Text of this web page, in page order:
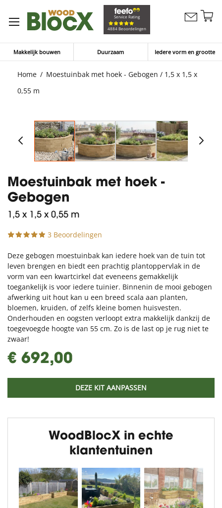
Service Rating
4884 Beoordelingen
Contacteer
Makkelijk bouwen Duurzaam Iedere vorm en grootte
Home
Moestuinbak met hoek - Gebogen / 1,5 x 1,5 x
0,55 m
Moestuinbak met hoek -
Gebogen
1,5 x 1,5 x 0,55 m
3 Beoordelingen
Deze gebogen moestuinbak kan iedere hoek van de tuin tot
leven brengen en biedt een prachtig plantoppervlak in de
vorm van een kwartcirkel dat eveneens gemakkelijk
toegankelijk is voor iedere tuinier. Binnenin de mooi gebogen
afwerking uit hout kan u een breed scala aan planten,
bloemen, kruiden, of zelfs kleine bomen huisvesten.
Onderhouden en oogsten verloopt extra makkelijk dankzij de
toegevoegde hoogte van 55 cm. Zo is de last op je rug niet te
zwaar!
€ 692,00
DEZE KIT AANPASSEN
WoodBlocX in echte
klantentuinen